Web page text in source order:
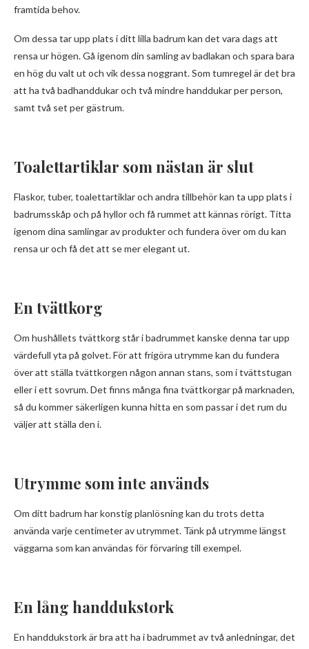
framtida behov.
Om dessa tar upp plats i ditt lilla badrum kan det vara dags att
rensa ur högen. Gå igenom din samling av badlakan och spara bara
en hög du valt ut och vik dessa noggrant. Som tumregel är det bra
att ha två badhanddukar och två mindre handdukar per person,
samt två set per gästrum.
Toalettartiklar som nästan är slut
Flaskor, tuber, toalettartiklar och andra tillbehör kan ta upp plats i
badrumsskåp och på hyllor och få rummet att kännas rörigt. Titta
igenom dina samlingar av produkter och fundera över om du kan
rensa ur och få det att se mer elegant ut.
En tvättkorg
Om hushållets tvättkorg står i badrummet kanske denna tar upp
värdefull yta på golvet. För att frigöra utrymme kan du fundera
över att ställa tvättkorgen någon annan stans, som i tvättstugan
eller i ett sovrum. Det finns många fina tvättkorgar på marknaden,
så du kommer säkerligen kunna hitta en som passar i det rum du
väljer att ställa den i.
Utrymme som inte används
Om ditt badrum har konstig planlösning kan du trots detta
använda varje centimeter av utrymmet. Tänk på utrymme längst
väggarna som kan användas för förvaring till exempel.
En lång handdukstork
En handdukstork är bra att ha i badrummet av två anledningar, det